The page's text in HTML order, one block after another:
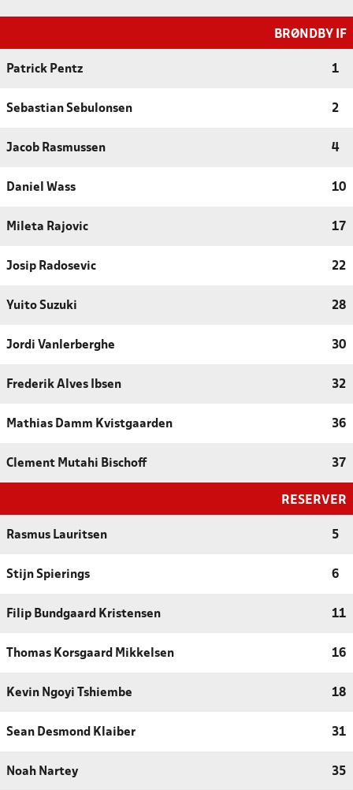
BRØNDBY IF
Patrick Pentz 1
Sebastian Sebulonsen 2
Jacob Rasmussen 4
Daniel Wass 10
Mileta Rajovic 17
Josip Radosevic 22
Yuito Suzuki 28
Jordi Vanlerberghe 30
Frederik Alves Ibsen 32
Mathias Damm Kvistgaarden 36
Clement Mutahi Bischoff 37
RESERVER
Rasmus Lauritsen 5
Stijn Spierings 6
Filip Bundgaard Kristensen 11
Thomas Korsgaard Mikkelsen 16
Kevin Ngoyi Tshiembe 18
Sean Desmond Klaiber 31
Noah Nartey 35